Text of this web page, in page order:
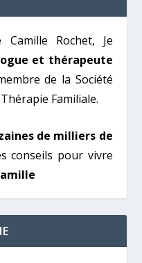
Camille Rochet, Je
et thérapeute
de la Société
Familiale.
de milliers de
conseils pour vivre